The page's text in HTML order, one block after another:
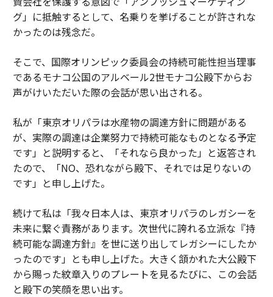
グ」に抵触するとして、名乗りを挙げることが許されな
かったのは残念だ。
そこで、国際オリンピック委員会の持続可能性担当理事
であるモナコ公国のアルベール2世モナコ公殿下からお
声がけいただいた際の会話が思い出される。
私が「東京オリパラは水産物の調達方針に問題がある
が、実際の調達は企業努力で持続可能なものとなる予定
です」と説明すると、「それなら良かった」と返答され
たので、「NO、恐れながら殿下、それでは足りないの
です」と申し上げた。
続けて私は「我々日本人は、東京オリパラのレガシーを
未来に繋ぐ責務があります。次世代に誇れる立派な『持
続可能な調達方針』を世に送り出してレガシーにしたか
ったのです」とも申し上げた。大きく頷かれた大公殿下
から賜った紋章入りのプレートを見るたびに、この会話
と殿下の笑顔を思い出す。